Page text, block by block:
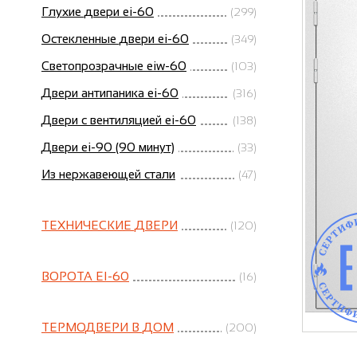
Глухие двери ei-60 (299)
Остекленные двери ei-60 (349)
Светопрозрачные eiw-60 (103)
Двери антипаника ei-60 (316)
Двери с вентиляцией ei-60 (138)
Двери ei-90 (90 минут) (33)
Из нержавеющей стали (47)
ТЕХНИЧЕСКИЕ ДВЕРИ (120)
ВОРОТА EI-60 (16)
ТЕРМОДВЕРИ В ДОМ (200)